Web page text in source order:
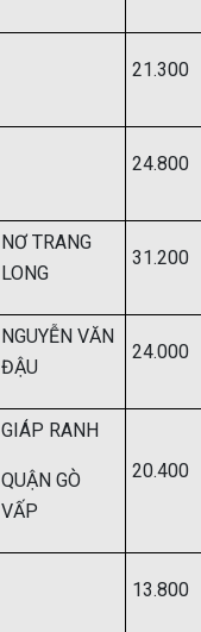
21.300
24.800
NƠ TRANG
LONG
31.200
NGUYỄN VĂN
ĐẬU
24.000
GIÁP RANH
QUẬN GÒ
VẤP
20.400
13.800